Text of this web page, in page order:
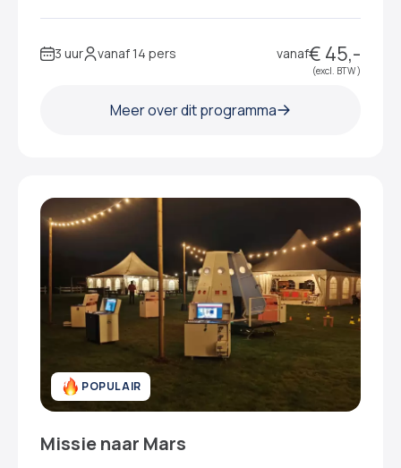
3 uur vanaf 14 pers vanaf€ 45,-
(excl. BTW )
Meer over dit programma
POPULAIR
Missie naar Mars